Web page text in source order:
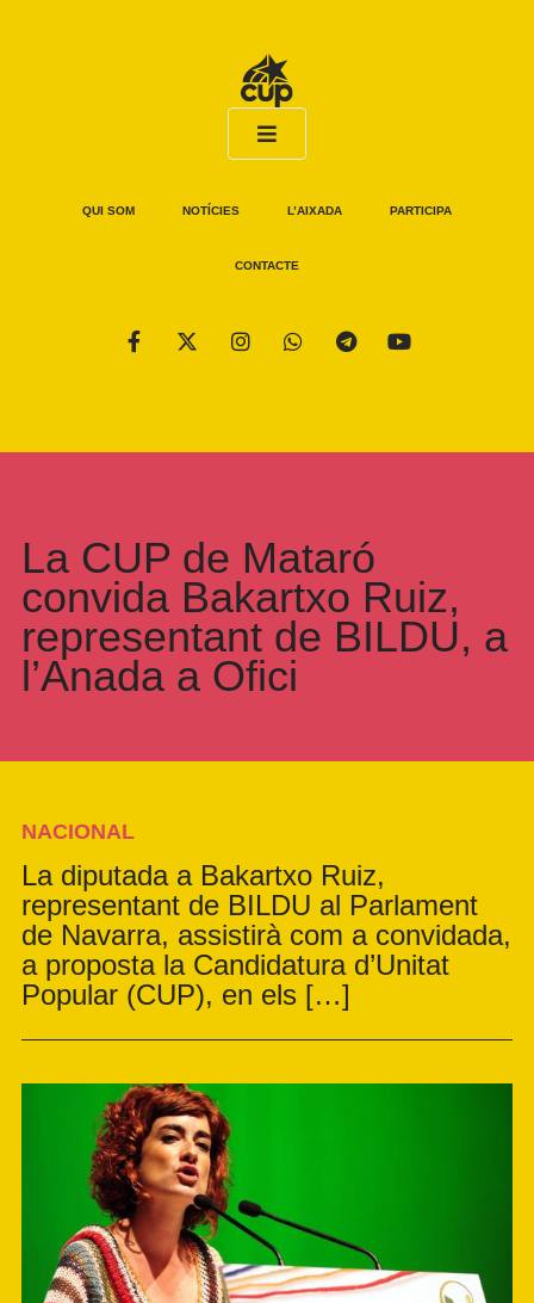
QUI SOM NOTÍCIES L’AIXADA PARTICIPA
CONTACTE
La CUP de Mataró
convida Bakartxo Ruiz,
representant de BILDU, a
l’Anada a Ofici
NACIONAL
La diputada a Bakartxo Ruiz,
representant de BILDU al Parlament
de Navarra, assistirà com a convidada,
a proposta la Candidatura d’Unitat
Popular (CUP), en els […]